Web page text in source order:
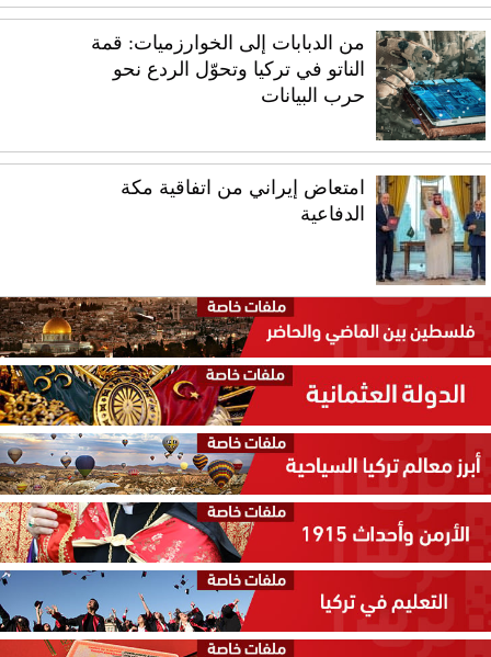
من الدبابات إلى الخوارزميات: قمة
الناتو في تركيا وتحوّل الردع نحو
حرب البيانات
امتعاض إيراني من اتفاقية مكة
الدفاعية